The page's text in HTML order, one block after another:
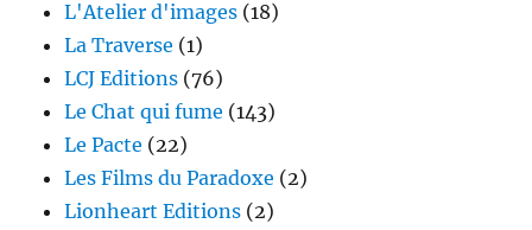
L'Atelier d'images (18)
La Traverse (1)
LCJ Editions (76)
Le Chat qui fume (143)
Le Pacte (22)
Les Films du Paradoxe (2)
Lionheart Editions (2)